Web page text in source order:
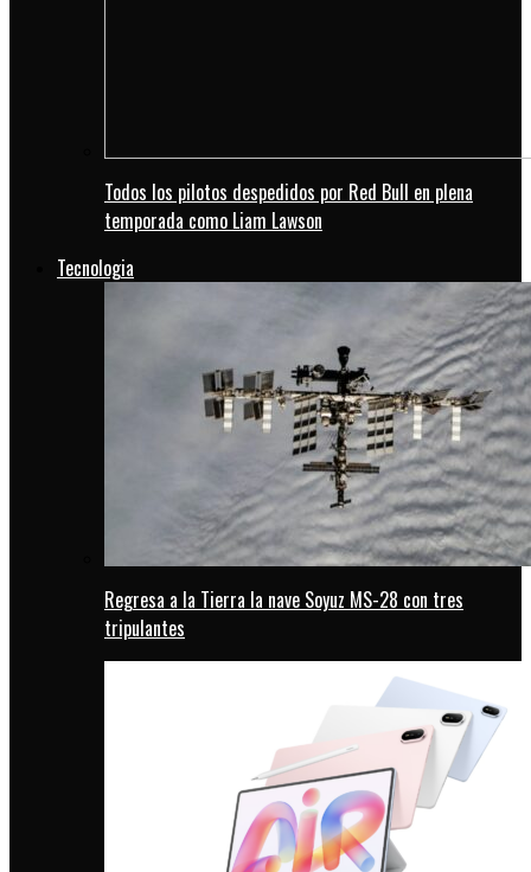
Todos los pilotos despedidos por Red Bull en plena
temporada como Liam Lawson
Tecnologia
Regresa a la Tierra la nave Soyuz MS-28 con tres
tripulantes